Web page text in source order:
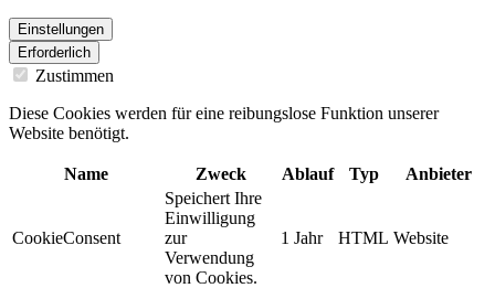
Einstellungen
Erforderlich
Zustimmen
Diese Cookies werden für eine reibungslose Funktion unserer
Website benötigt.
Name Zweck Ablauf Typ Anbieter
CookieConsent
Speichert Ihre
Einwilligung
zur
Verwendung
von Cookies.
1 Jahr HTML Website